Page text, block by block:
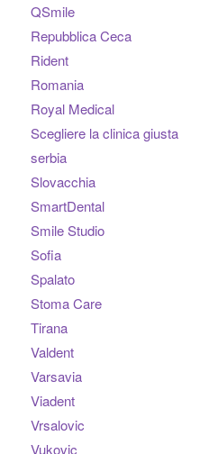
QSmile
Repubblica Ceca
Rident
Romania
Royal Medical
Scegliere la clinica giusta
serbia
Slovacchia
SmartDental
Smile Studio
Sofia
Spalato
Stoma Care
Tirana
Valdent
Varsavia
Viadent
Vrsalovic
Vukovic